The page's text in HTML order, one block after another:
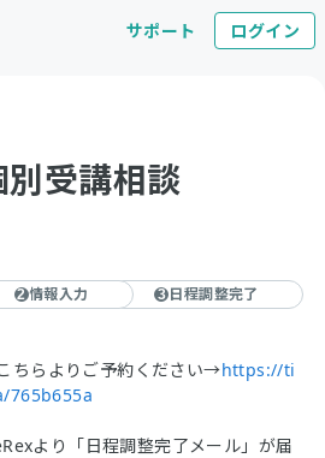
サポート ログイン
受講相談
2情報入力 3 日程調整完了
ちらよりご予約ください→https://ti
765b655a
より「日程調整完了メール」が届